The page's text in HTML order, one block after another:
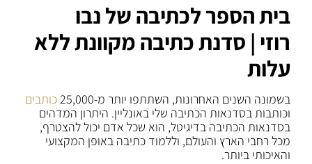
בית הספר לכתיבה של נבו
רוזי | סדנת כתיבה מקוונת ללא
עלות
בשמונה השנים האחרונות, השתתפו יותר מ-25,000
כותבים
וכותבות בסדנאות הכתיבה שלי באונליין. היתרון המדהים
בסדנאות הכתיבה בדיגיטל, הוא שכל אדם יכול להצטרף,
מכל רחבי הארץ והעולם, וללמוד כתיבה באופן המקצועי
והאיכותי ביותר.